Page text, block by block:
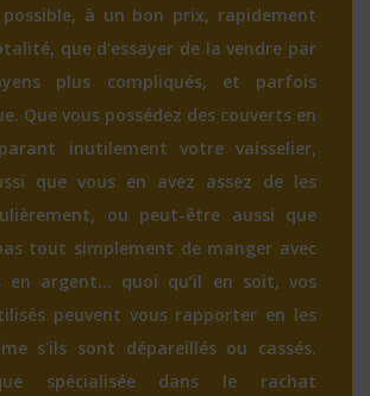
possible, à un bon prix, rapidement
que d’essayer de la vendre par
plus compliqués, et parfois
Que vous possédez des couverts en
inutilement votre vaisselier,
que vous en avez assez de les
ou peut-être aussi que
tout simplement de manger avec
en argent… quoi qu’il en soit, vos
peuvent vous rapporter en les
s’ils sont dépareillés ou cassés.
spécialisée dans le rachat